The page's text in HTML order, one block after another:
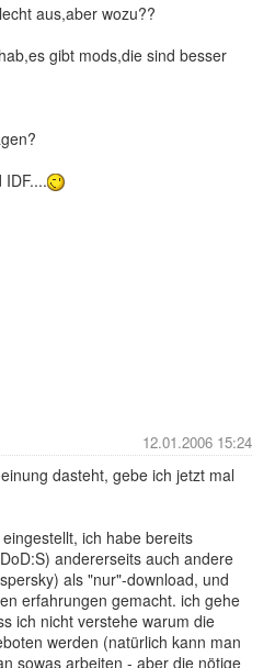
aus,aber wozu??
gibt mods,die sind besser
IDF....
12.01.2006 15:24
dasteht, gebe ich jetzt mal
ich habe bereits
andererseits auch andere
als "nur"-download, und
erfahrungen gemacht. ich gehe
ich nicht verstehe warum die
werden (natürlich kann man
sowas arbeiten - aber die nötige